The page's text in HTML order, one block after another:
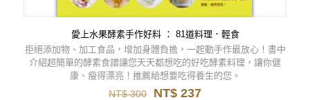
愛上水果酵素手作好料 ： 81道料理．輕食
拒絕添加物、加工食品，增加身體負擔，一起動手作最放心！書中
介紹超簡單的酵素食譜讓您天天都想吃的好吃酵素料理，讓你健
康、瘦得漂亮！推薦給想要吃得養生的您。
NT$300
原
NT$ 237目